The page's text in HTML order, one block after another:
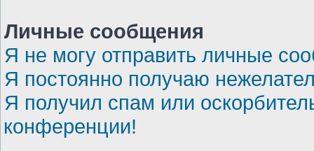
Личные сообщения
Я не могу отправить личные
Я постоянно получаю
Я получил спам или
конференции!